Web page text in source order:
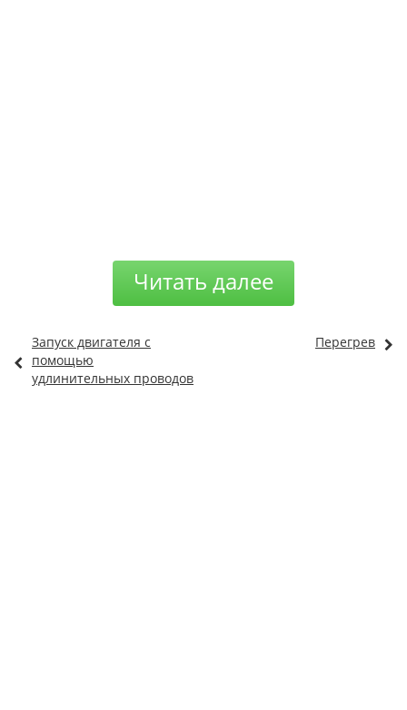
Читать далее
Запуск двигателя с
помощью
удлинительных проводов
Перегрев